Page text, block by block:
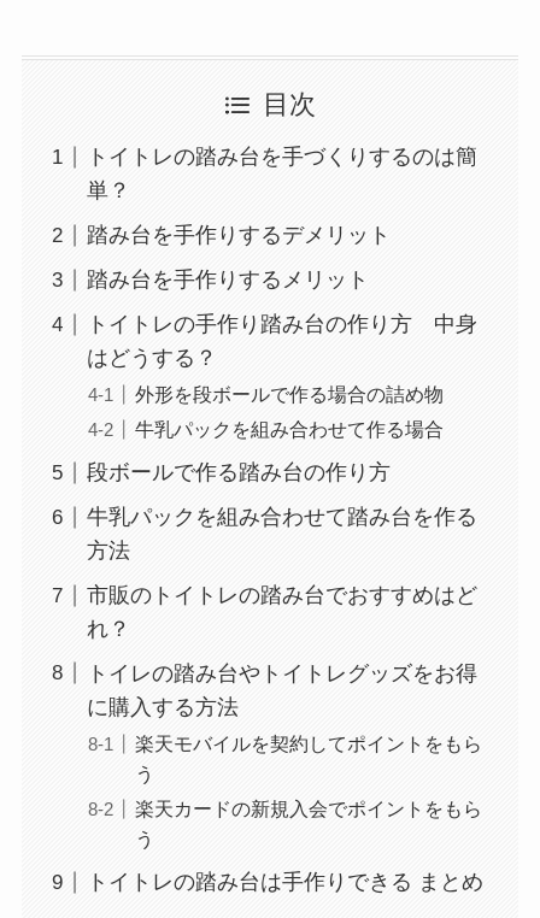
目次
トイトレの踏み台を手づくりするのは簡
単？
踏み台を手作りするデメリット
踏み台を手作りするメリット
トイトレの手作り踏み台の作り方 中身
はどうする？
外形を段ボールで作る場合の詰め物
牛乳パックを組み合わせて作る場合
段ボールで作る踏み台の作り方
牛乳パックを組み合わせて踏み台を作る
方法
市販のトイトレの踏み台でおすすめはど
れ？
トイレの踏み台やトイトレグッズをお得
に購入する方法
楽天モバイルを契約してポイントをもら
う
楽天カードの新規入会でポイントをもら
う
トイトレの踏み台は手作りできる まとめ